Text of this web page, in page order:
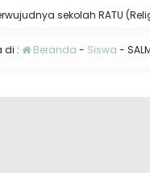
sekolah RATU
di : Beranda - Siswa -